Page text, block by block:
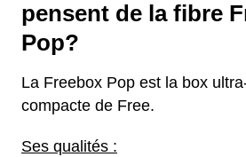
pensent de la fibre
Pop?
La Freebox Pop est la box
compacte de Free.
Ses qualités :